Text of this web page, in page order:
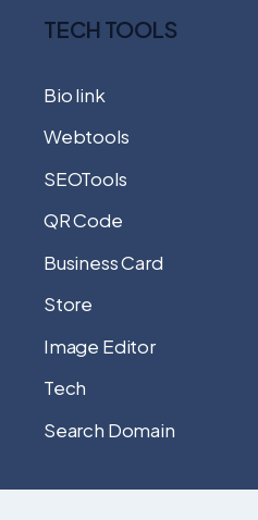
TECH TOOLS
Bio link
Webtools
SEOTools
QR Code
Business Card
Store
Image Editor
Tech
Search Domain